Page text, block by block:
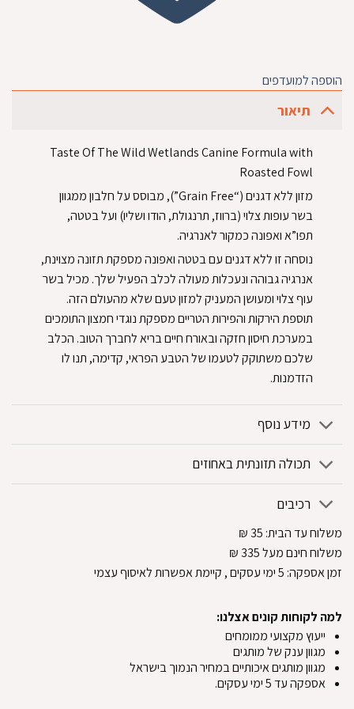
הוספה למועדפים
תיאור
Taste Of The Wild Wetlands Canine Formula with
Roasted Fowl
מזון ללא דגנים (“Grain Free”), מבוסס על חלבון ממגוון
בשר עופות צלוי (ברווז, תרנגולת, הודו ושליו) ועל בטטה,
תפו”א ואפונה כמקור לאנרגיה.
נוסחה זו ללא דגנים עם בטטה ואפונה מספקת תזונה מצוינת,
אנרגיה גבוהה ונעכלות מעולה לכלב הפעיל שלך. מכיל בשר
עוף צלוי ומעושן המעניק למזון טעם שלא מהעולם הזה.
תוספת הירקות והפירות הטריים מספקת נוגדי חמצון התומכים
במערכת חיסון חזקה ובאורח חיים בריא לחברך הטוב. הכלב
שלכם משתוקק לטעמו של הטבע הפראי, קדימה, תנו לו
הזדמנות.
מידע נוסף
תכולה תזונתית באחוזים
רכיבים
משלוח עד הבית:
₪
משלוח חינם מעל 335
₪
זמן אספקה: 5ימי עסקים, קיימת אפשרות לאיסוף עצמי
למה לקוחות קונים אצלנו:
ייעוץ מקצועי ממומחים
מגוון ענק של מותגים
מגוון מותגים איכותיים במחיר הנמוך בישראל
אספקה עד 5 ימי עסקים.